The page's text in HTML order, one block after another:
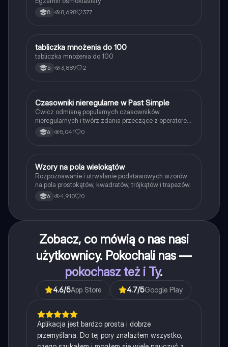
8 8,698 377
TMatematyka
tabliczka mnożenia do 100
tabliczka mnożenia do 100
5 3,889 2
CJęzyk angielski
Czasowniki nieregularne w Past Simple
Ćwicz odmianę popularnych czasowników
nieregularnych i twórz zdania przeczące z operatorem
didn't w czasie Past Simple.
6 5,041 0
WMatematyka
Wzory na pola wielokątów
Rozpoznawanie i utrwalanie podstawowych wzorów
na pola prostokątów, kwadratów, trójkątów i trapezów.
6 4,910 0
Zobacz, co mówią o nas nasi
użytkownicy. Pokochali nas —
pokochasz też i Ty.
4.6/5App Store 4.7/5Google Play
Aplikacja jest bardzo prosta i dobrze
przemyślana. Do tej pory znalazłem wszystko,